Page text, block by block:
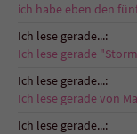
ich habe eben den
Ich lese gerade...:
Ich lese gerade
Ich lese gerade...:
Ich lese gerade von
Ich lese gerade...: